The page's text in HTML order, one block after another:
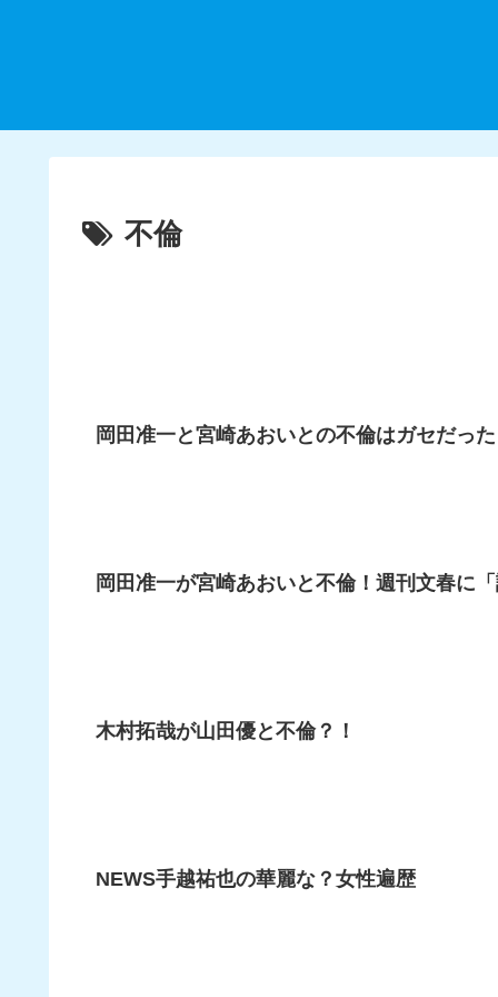
不倫
岡田准一と宮崎あおいとの不倫はガセだっ
岡田准一が宮崎あおいと不倫！週刊文春に
木村拓哉が山田優と不倫？！
NEWS手越祐也の華麗な？女性遍歴